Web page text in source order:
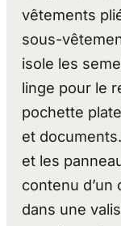
vêtements
sous-
isole les
linge pour le
pochette
et
et les
contenu d’un
dans une